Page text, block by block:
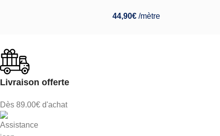
44,90€ /mètre
Livraison offerte
Dès 89.00€ d'achat